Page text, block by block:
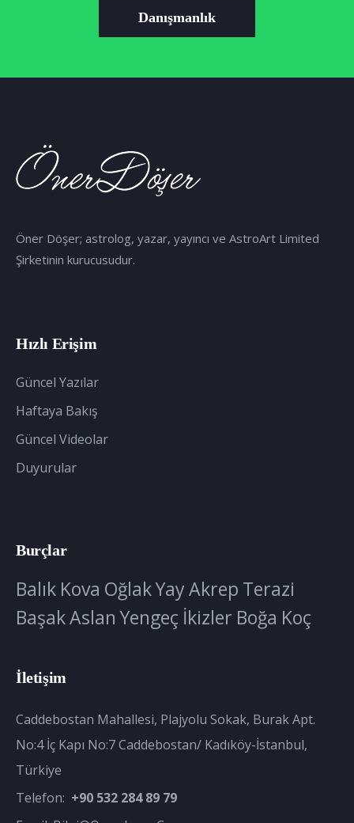
Danışmanlık
Öner Döşer; astrolog, yazar, yayıncı ve AstroArt Limited
Şirketinin kurucusudur.
Hızlı Erişim
Güncel Yazılar
Haftaya Bakış
Güncel Videolar
Duyurular
Burçlar
Balık Kova OğlakYayAkrep Terazi
BaşakAslan Yengeç İkizler Boğa Koç
İletişim
Caddebostan Mahallesi, Plajyolu Sokak, Burak Apt.
No:4 İç Kapı No:7 Caddebostan/ Kadıköy-İstanbul,
Türkiye
Telefon: +90 532 284 89 79